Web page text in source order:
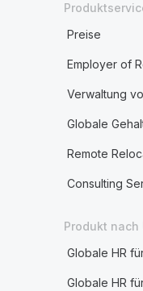
Preise
Employer of
Verwaltung
Globale
Remote
Consulting
Produkt nach
Globale HR
Globale HR